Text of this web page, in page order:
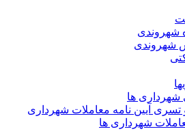
شهروندی
شهروندی
شهرداری ها
تسری آیین نامه معاملات شهرداری
شهرداری ها